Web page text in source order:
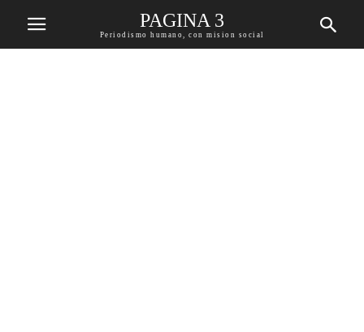
PAGINA 3
Periodismo humano, con mision social